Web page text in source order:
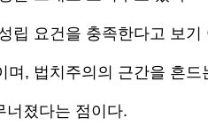
립 요건을 충족한다고 보기
, 법치주의의 근간을 흔드
너졌다는 점이다.